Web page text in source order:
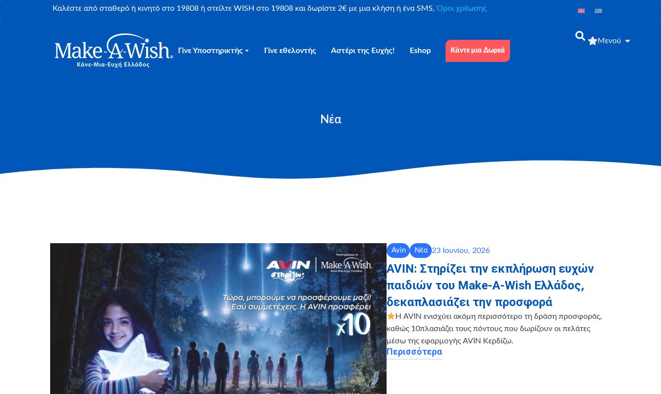
Καλέστε από σταθερό ή κινητό στο 19808 ή στείλτε WISH στο 19808 και δωρίστε 2€ με μια κλήση ή ένα SMS,Όροι χρέωσης
Γίνε Υποστηρικτής Γίνε εθελοντής Αστέρι της Ευχής! Eshop Κάντε μια Δωρεά
Μενού
Νέα
Avin Νέα 23 Ιουνίου, 2026
AVIN: Στηρίζει την εκπλήρωση ευχών
παιδιών του Make-A-Wish Ελλάδος,
δεκαπλασιάζει την προσφορά
Η AVIN ενισχύει ακόμη περισσότερο τη δράση προσφοράς,
καθώς 10πλασιάζει τους πόντους που δωρίζουν οι πελάτες
μέσω της εφαρμογής AVIN Κερδίζω.
Περισσότερα